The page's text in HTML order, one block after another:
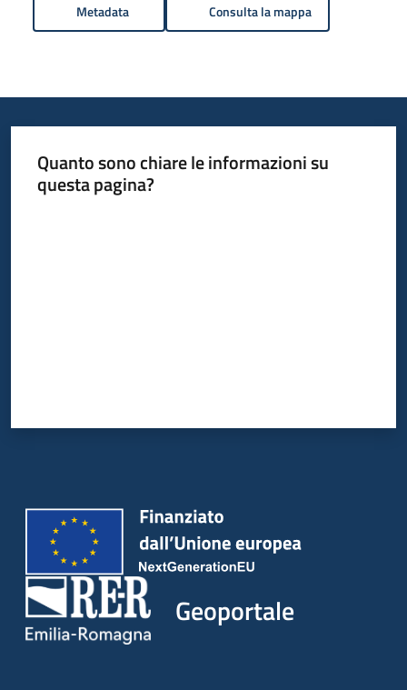
Metadata Consulta la mappa
Quanto sono chiare le informazioni su
questa pagina?
Geoportale